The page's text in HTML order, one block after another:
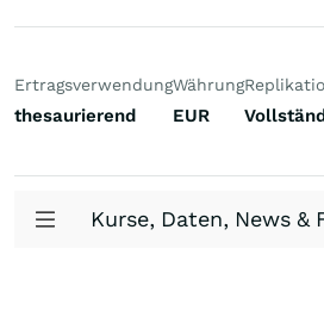
Ertragsverwendung
thesaurierend
Währung
EUR
Kurse, Daten, News &